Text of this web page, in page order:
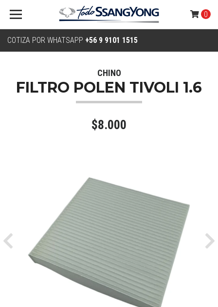
COTIZA POR WHATSAPP +56 9 9101 1515
0
CHINO
FILTRO POLEN TIVOLI 1.6
$8.000
Previous